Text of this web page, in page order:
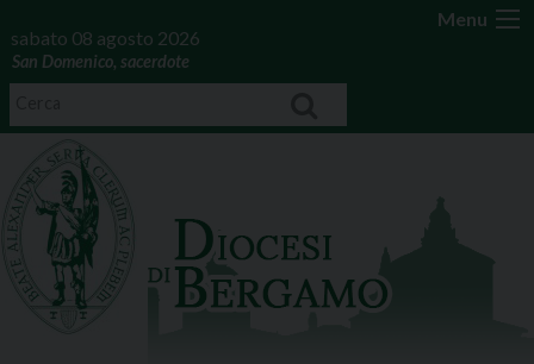
Menu
sabato 08 agosto 2026
San Domenico, sacerdote